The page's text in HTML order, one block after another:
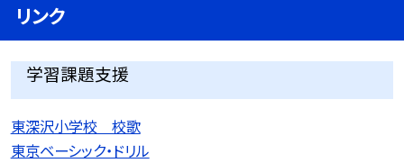
リンク
学習課題支援
東深沢小学校 校歌
東京ベーシック・ドリル